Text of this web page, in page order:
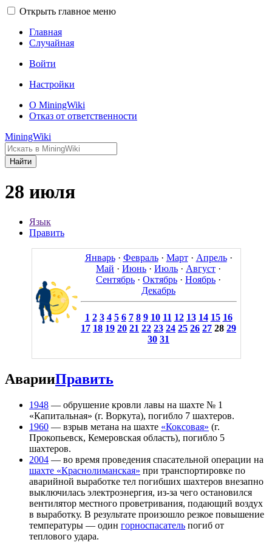
Открыть главное меню
Главная
Случайная
Войти
Настройки
О MiningWiki
Отказ от ответственности
MiningWiki
Найти
28 июля
Язык
Править
Январь· Февраль· Март· Апрель·
Май · Июнь · Июль · Август ·
Сентябрь · Октябрь · Ноябрь ·
Декабрь
1 2 3 4 5 6 7 8 9 10 11 12 13 14 15 16
17 18 19 20 21 22 23 24 25 26 27 28 29
30 31
АварииПравить
1948 — обрушение кровли лавы на шахте № 1
«Капитальная» (г. Воркута), погибло 7 шахтеров.
1960 — взрыв метана на шахте «Коксовая» (г.
Прокопьевск, Кемеровская область), погибло 5
шахтеров.
2004 — во время проведения спасательной операции на
шахте «Краснолиманская» при транспортировке по
аварийной выработке тел погибших шахтеров внезапно
выключилась электроэнергия, из-за чего остановился
вентилятор местного проветривания, подающий воздух
в выработку. В результате произошло резкое повышение
температуры — один горноспасатель погиб от
теплового удара.